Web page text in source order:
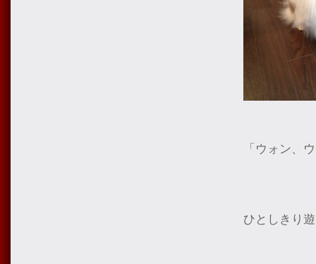
「ウォン、
ひとしきり